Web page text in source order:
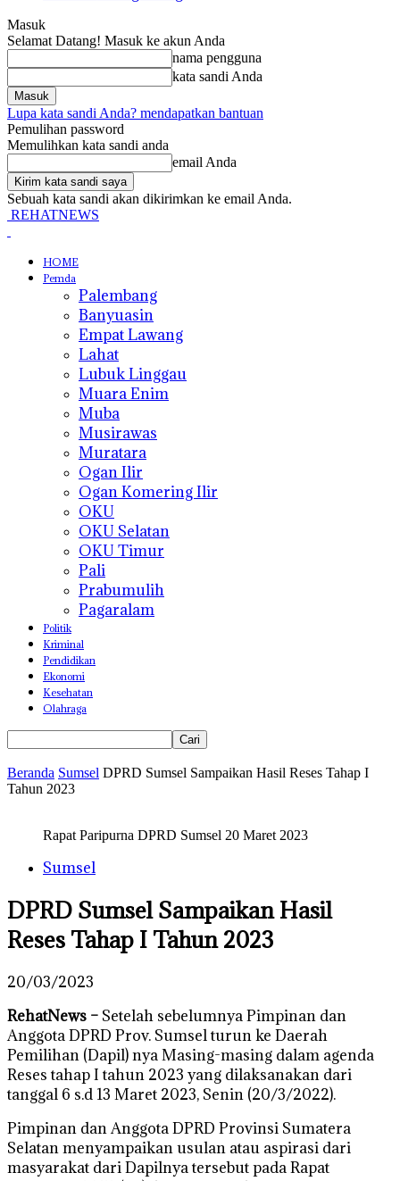
Masuk
Selamat Datang! Masuk ke akun Anda
nama pengguna
kata sandi Anda
Lupa kata sandi Anda? mendapatkan bantuan
Pemulihan password
Memulihkan kata sandi anda
email Anda
Sebuah kata sandi akan dikirimkan ke email Anda.
REHATNEWS
HOME
Pemda
Palembang
Banyuasin
Empat Lawang
Lahat
Lubuk Linggau
Muara Enim
Muba
Musirawas
Muratara
Ogan Ilir
Ogan Komering Ilir
OKU
OKU Selatan
OKU Timur
Pali
Prabumulih
Pagaralam
Politik
Kriminal
Pendidikan
Ekonomi
Kesehatan
Olahraga
Beranda Sumsel DPRD Sumsel Sampaikan Hasil Reses Tahap I
Tahun 2023
Rapat Paripurna DPRD Sumsel 20 Maret 2023
Sumsel
DPRD Sumsel Sampaikan Hasil
Reses Tahap I Tahun 2023
20/03/2023
RehatNews – Setelah sebelumnya Pimpinan dan
Anggota DPRD Prov. Sumsel turun ke Daerah
Pemilihan (Dapil) nya Masing-masing dalam agenda
Reses tahap I tahun 2023 yang dilaksanakan dari
tanggal 6 s.d 13 Maret 2023, Senin (20/3/2022).
Pimpinan dan Anggota DPRD Provinsi Sumatera
Selatan menyampaikan usulan atau aspirasi dari
masyarakat dari Dapilnya tersebut pada Rapat